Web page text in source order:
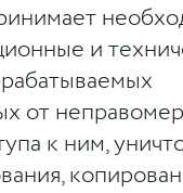
и
от
к ним,